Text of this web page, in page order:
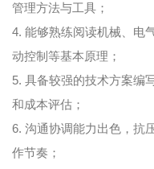
管理方法与工具；
4. 能够熟练阅读机械、电
动控制等基本原理；
5. 具备较强的技术方案编
和成本评估；
6. 沟通协调能力出色，抗
作节奏；